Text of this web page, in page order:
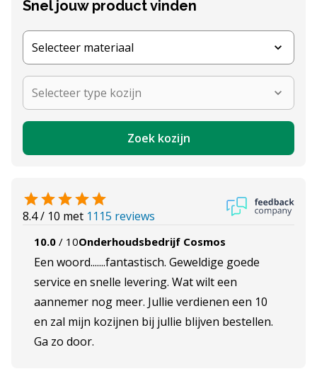
Snel jouw product vinden
Selecteer materiaal
Selecteer type kozijn
Zoek kozijn
8.4 / 10 met 1115 reviews , bekijk reviews op Feedback
10.0 / 10Onderhoudsbedrijf Cosmos
Een woord.......fantastisch. Geweldige goede
service en snelle levering. Wat wilt een
aannemer nog meer. Jullie verdienen een 10
en zal mijn kozijnen bij jullie blijven bestellen.
Ga zo door.